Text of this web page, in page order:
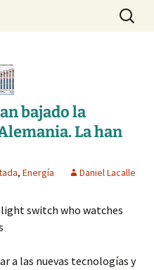
Buscar:
bajado la
La han
, Energía Daniel Lacalle
switch who watches
a las nuevas tecnologías y